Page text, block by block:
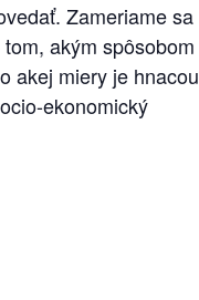
Zameriame sa
akým spôsobom
akej miery je hnacou
ekonomický